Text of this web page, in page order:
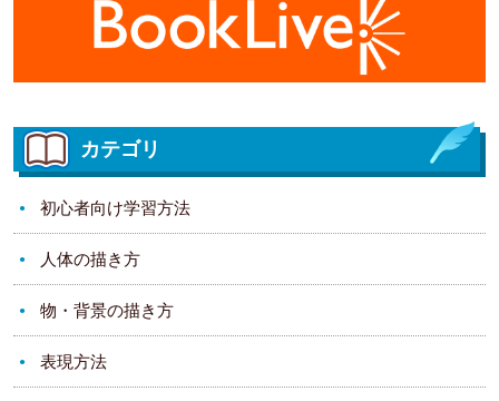
カテゴリ
初心者向け学習方法
人体の描き方
物・背景の描き方
表現方法